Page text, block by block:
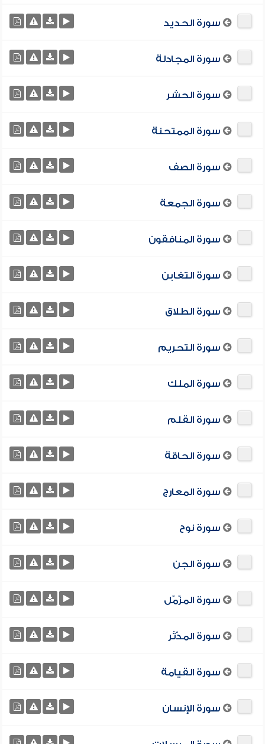
سورة الحديد
سورة المجادلة
سورة الحشر
سورة الممتحنة
سورة الصف
سورة الجمعة
سورة المنافقون
سورة التغابن
سورة الطلاق
سورة التحريم
سورة الملك
سورة القلم
سورة الحاقة
سورة المعارج
سورة نوح
سورة الجن
سورة المزّمّل
سورة المدّثر
سورة القيامة
سورة الإنسان